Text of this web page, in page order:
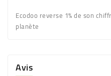
Ecodoo reverse 1% de son
planète
Avis